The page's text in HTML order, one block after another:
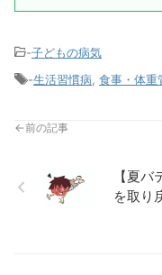
-子どもの病気
-生活習慣病 食事・体重
【夏
を取り